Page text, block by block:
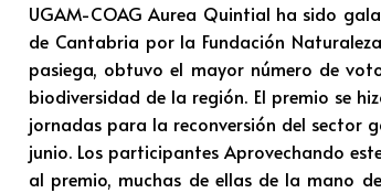
UGAM-COAG Aurea Quintial ha sido
de Cantabria por la Fundación
pasiega, obtuvo el mayor número de
biodiversidad de la región. El premio se
jornadas para la reconversión del sector
junio. Los participantes Aprovechando
al premio, muchas de ellas de la mano